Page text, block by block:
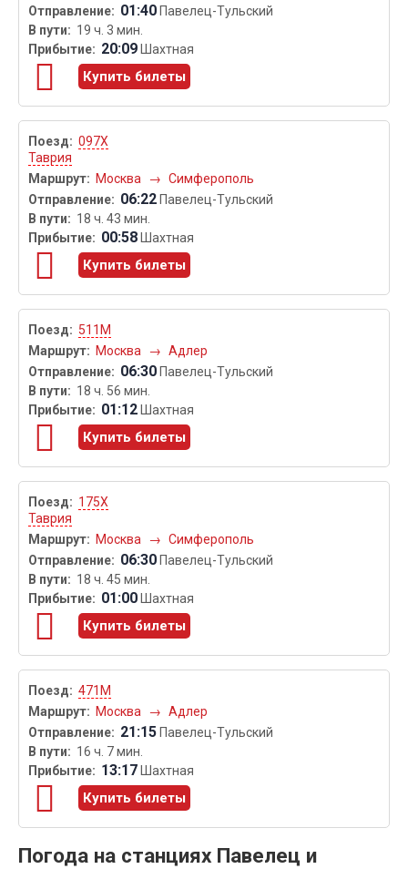
01:40 Павелец-Тульский
19 ч. 3 мин.
20:09 Шахтная
Купить билеты
097Х
Таврия
Москва
→ Симферополь
06:22 Павелец-Тульский
18 ч. 43 мин.
00:58 Шахтная
Купить билеты
511М
Москва
→ Адлер
06:30 Павелец-Тульский
18 ч. 56 мин.
01:12 Шахтная
Купить билеты
175Х
Таврия
Москва
→ Симферополь
06:30 Павелец-Тульский
18 ч. 45 мин.
01:00 Шахтная
Купить билеты
471М
Москва
→ Адлер
21:15 Павелец-Тульский
16 ч. 7 мин.
13:17 Шахтная
Купить билеты
Погода на станциях Павелец и